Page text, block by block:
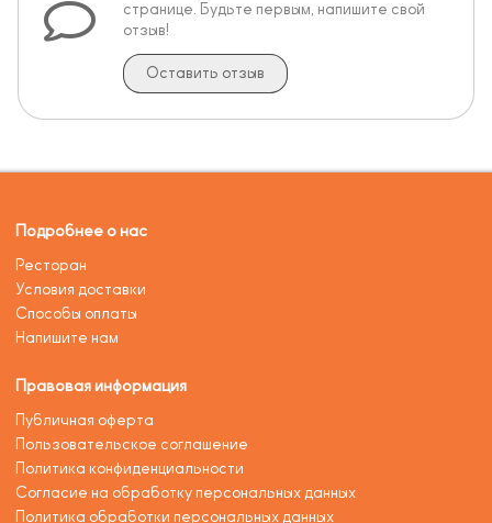
странице. Будьте первым, напишите свой
отзыв!
Оставить отзыв
Подробнее о нас
Ресторан
Условия доставки
Способы оплаты
Напишите нам
Правовая информация
Публичная оферта
Пользовательское соглашение
Политика конфиденциальности
Согласие на обработку персональных данных
Политика обработки персональных данных